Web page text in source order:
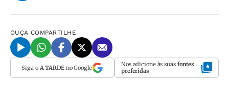
OUÇA COMPARTILHE
Siga o A TARDEno Google Nos adicione às suas fontes
preferidas